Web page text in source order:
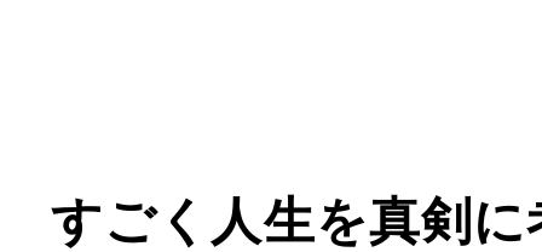
すごく人生を真剣